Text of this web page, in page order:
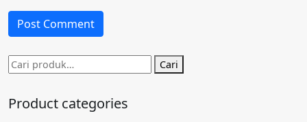
Pencarian
untuk:
Cari
Product categories